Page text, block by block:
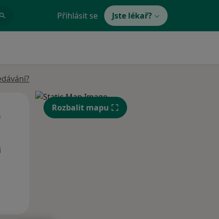
Přihlásit se Jste lékař?
St Čt
13 Srpen
Rozbalit mapu